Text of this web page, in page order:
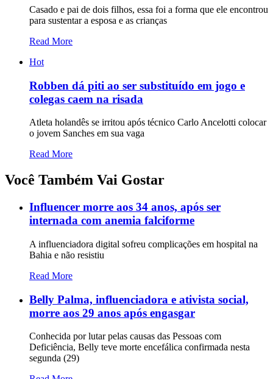
Casado e pai de dois filhos, essa foi a forma que ele encontrou
para sustentar a esposa e as crianças
Read More
Hot
Robben dá piti ao ser substituído em jogo e
colegas caem na risada
Atleta holandês se irritou após técnico Carlo Ancelotti colocar
o jovem Sanches em sua vaga
Read More
Você Também Vai Gostar
Influencer morre aos 34 anos, após ser
internada com anemia falciforme
A influenciadora digital sofreu complicações em hospital na
Bahia e não resistiu
Read More
Belly Palma, influenciadora e ativista social,
morre aos 29 anos após engasgar
Conhecida por lutar pelas causas das Pessoas com
Deficiência, Belly teve morte encefálica confirmada nesta
segunda (29)